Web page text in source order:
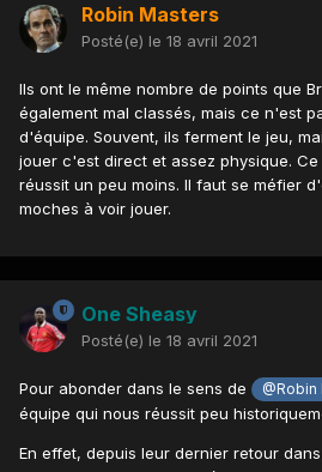
Robin Masters
Posté(e) le 18 avril 2021
Ils ont le même nombre de points que
également mal classés, mais ce n'est
d'équipe. Souvent, ils ferment le jeu,
jouer c'est direct et assez physique.
réussit un peu moins. Il faut se méfier
moches à voir jouer.
One Sheasy
Posté(e) le 18 avril 2021
Pour abonder dans le sens de @Robin
équipe qui nous réussit peu
En effet, depuis leur dernier retour